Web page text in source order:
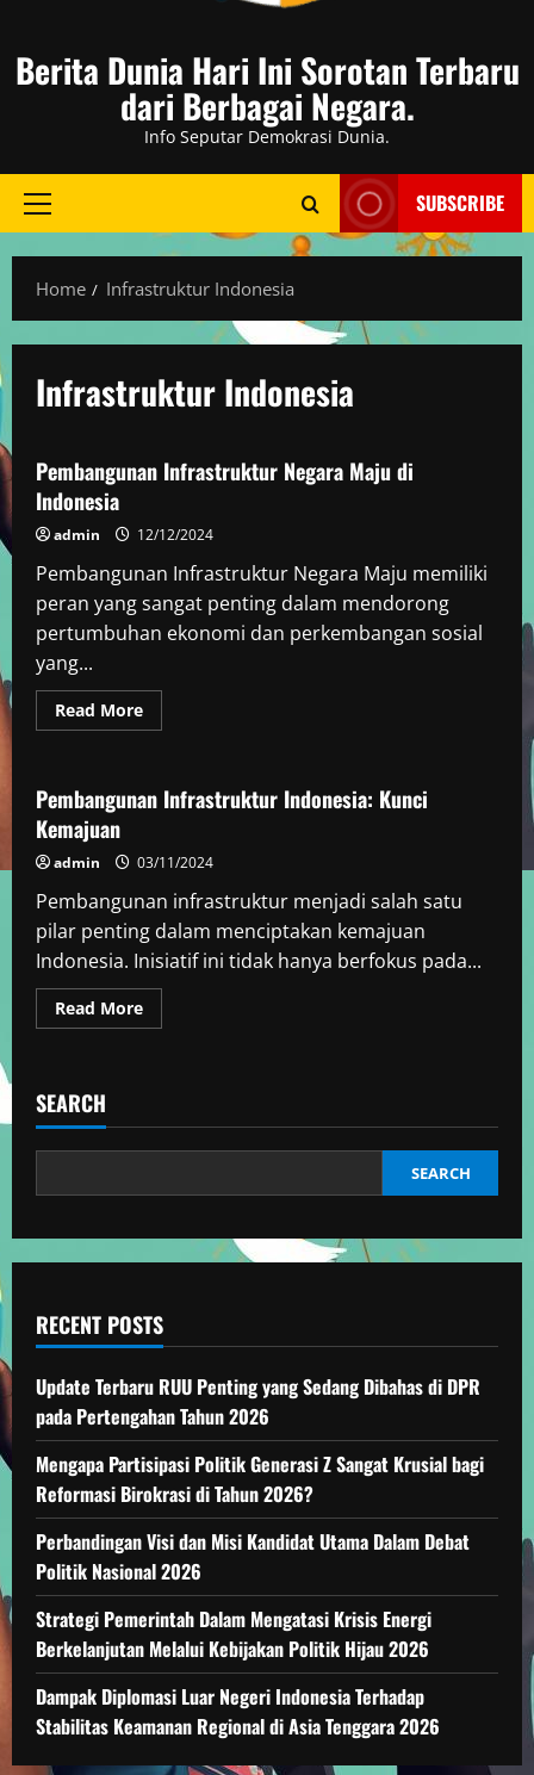
Berita Dunia Hari Ini Sorotan Terbaru
dari Berbagai Negara.
Info Seputar Demokrasi Dunia.
Primary
SUBSCRIBE
Home Infrastruktur Indonesia
Infrastruktur Indonesia
Berita Negara Maju
Pembangunan Infrastruktur Negara Maju di
Indonesia
admin 12/12/2024
Pembangunan Infrastruktur Negara Maju memiliki
peran yang sangat penting dalam mendorong
pertumbuhan ekonomi dan perkembangan sosial
yang...
Read MoreRead
more
Negara
Maju
Berita Negara Berkembang
Pembangunan Infrastruktur Indonesia: Kunci
Kemajuan
admin 03/11/2024
Pembangunan infrastruktur menjadi salah satu
pilar penting dalam menciptakan kemajuan
Indonesia. Inisiatif ini tidak hanya berfokus pada...
Read MoreRead
more
Kemajuan
SEARCH
SEARCH
RECENT POSTS
Update Terbaru RUU Penting yang Sedang Dibahas di DPR
pada Pertengahan Tahun 2026
Mengapa Partisipasi Politik Generasi Z Sangat Krusial bagi
Reformasi Birokrasi di Tahun 2026?
Perbandingan Visi dan Misi Kandidat Utama Dalam Debat
Politik Nasional 2026
Strategi Pemerintah Dalam Mengatasi Krisis Energi
Berkelanjutan Melalui Kebijakan Politik Hijau 2026
Dampak Diplomasi Luar Negeri Indonesia Terhadap
Stabilitas Keamanan Regional di Asia Tenggara 2026